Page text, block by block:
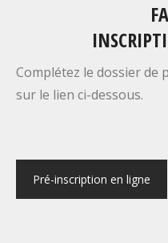
Complétez le dossier de
sur le lien ci-dessous.
Pré-inscription en ligne